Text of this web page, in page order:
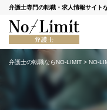
弁護士専門の転職・求人情報サイト
サービス概要
転職成功ガイド
弁護士の転職ならNO-LIMIT > NO-